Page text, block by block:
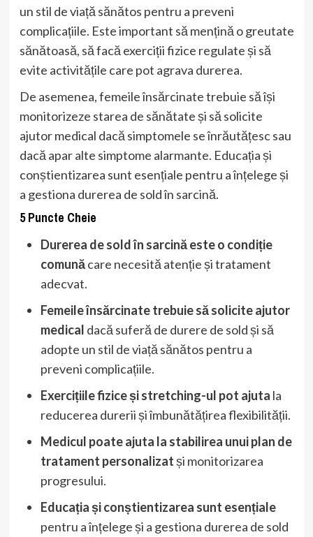
un stil de viață sănătos pentru a preveni
complicațiile. Este important să mențină o greutate
sănătoasă, să facă exerciții fizice regulate și să
evite activitățile care pot agrava durerea.
De asemenea, femeile însărcinate trebuie să își
monitorizeze starea de sănătate și să solicite
ajutor medical dacă simptomele se înrăutățesc sau
dacă apar alte simptome alarmante. Educația și
conștientizarea sunt esențiale pentru a înțelege și
a gestiona durerea de sold în sarcină.
5 Puncte Cheie
Durerea de sold în sarcină este o condiție
comunăcare necesită atenție și tratament
adecvat.
Femeile însărcinate trebuie să solicite ajutor
medical dacă suferă de durere de sold și să
adopte un stil de viață sănătos pentru a
preveni complicațiile.
Exercițiile fizice și stretching-ul pot ajuta la
reducerea durerii și îmbunătățirea flexibilității.
Medicul poate ajuta la stabilirea unui plan de
tratament personalizatși monitorizarea
progresului.
Educația și conștientizarea sunt esențiale
pentru a înțelege și a gestiona durerea de sold